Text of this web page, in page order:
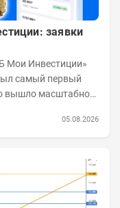
заявки
Мои Инвестиции»
самый первый
05.08.2026